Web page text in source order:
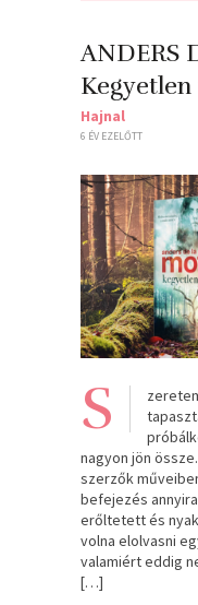
ANDERS
Kegyetlen
Hajnal
6 ÉV EZELŐTT
S
nagyon jön
szerzők
befejezés
erőltetett és
volna elolvasni
valamiért eddig
[…]